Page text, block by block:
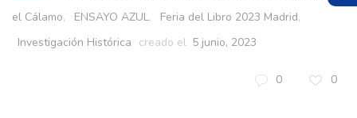
el Cálamo, ENSAYO AZUL, Feria del Libro 2023 Madrid,
Investigación Histórica creado el 5 junio, 2023
0 0